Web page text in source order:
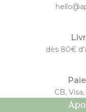
dès 80€
CB,